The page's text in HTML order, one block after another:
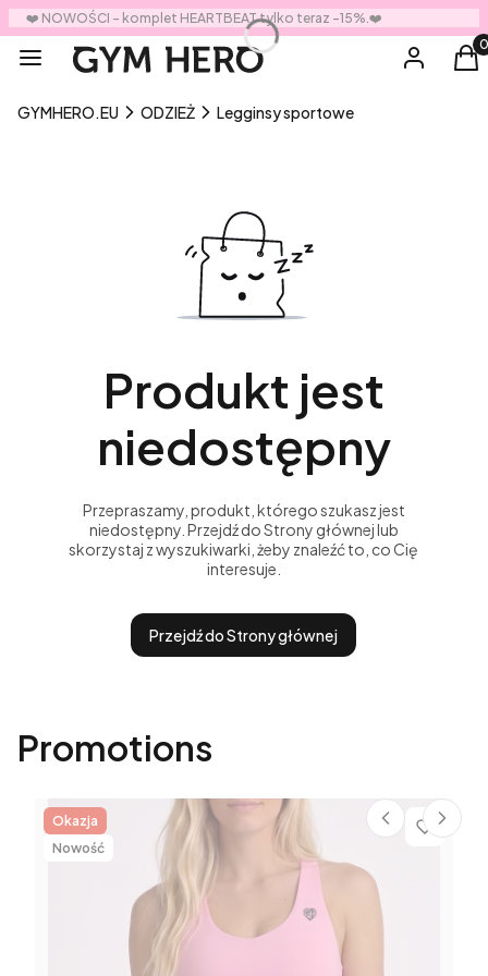
❤️ NOWOŚCI - komplet HEARTBEAT tylko teraz -15%.❤️
Menu Zaloguj się
GYMHERO.EU ODZIEŻ Legginsy sportowe
Produkt jest
niedostępny
Przepraszamy, produkt, którego szukasz jest
niedostępny. Przejdź do Strony głównej lub
skorzystaj z wyszukiwarki, żeby znaleźć to, co Cię
interesuje.
Przejdź do Strony głównej
Promotions
Okazja
Nowość